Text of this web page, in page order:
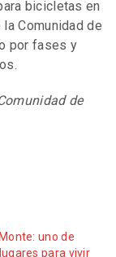
bicicletas en
Comunidad de
por fases y
de
uno de
para vivir